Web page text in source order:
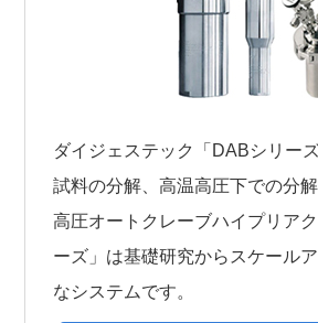
ダイジェステック「DABシリー
試料の分解、高温高圧下での分
高圧オートクレーブハイプリア
ーズ」は基礎研究からスケール
なシステムです。